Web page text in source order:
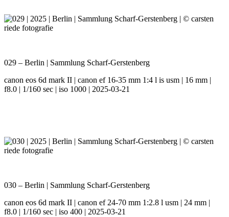
029 – Berlin | Sammlung Scharf-Gerstenberg
canon eos 6d mark II | canon ef 16-35 mm 1:4 l is usm | 16 mm |
f8.0 | 1/160 sec | iso 1000 | 2025-03-21
030 – Berlin | Sammlung Scharf-Gerstenberg
canon eos 6d mark II | canon ef 24-70 mm 1:2.8 l usm | 24 mm |
f8.0 | 1/160 sec | iso 400 | 2025-03-21